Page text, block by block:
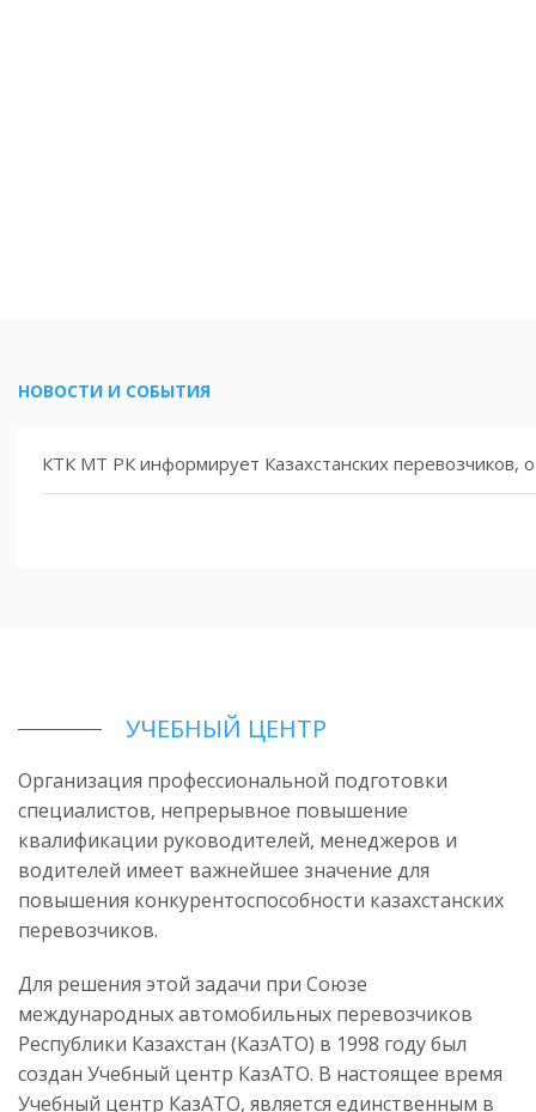
перевозчиков "БАМАП" с предложением по
НОВОСТИ И СОБЫТИЯ
КТК МТ РК информирует Казахстанских перевозчиков,
УЧЕБНЫЙ ЦЕНТР
Организация профессиональной подготовки
специалистов, непрерывное повышение
квалификации руководителей, менеджеров и
водителей имеет важнейшее значение для
повышения конкурентоспособности казахстанских
перевозчиков.
Для решения этой задачи при Союзе
международных автомобильных перевозчиков
Республики Казахстан (КазАТО) в 1998 году был
создан Учебный центр КазАТО. В настоящее время
Учебный центр КазАТО, является единственным в